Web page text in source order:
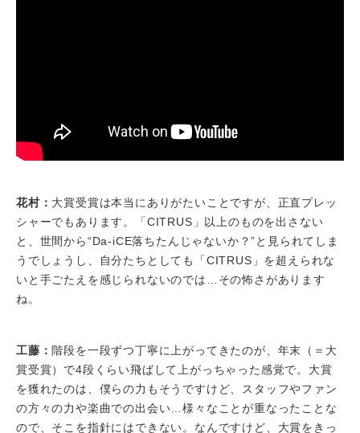
花村： 大賞受賞は本当にありがたいことですが、正直プレッ
シャーでもあります。「CITRUS」以上のものを出さない
と、世間から“Da-iCE落ちたんじゃないか？”と見られてしま
うでしょうし、自分たちとしても「CITRUS」を超えられな
いと手ごたえを感じられないのでは…その怖さがあります
ね。
工藤：階段を一段ずつ丁寧に上がってきたのが、年末（＝大
賞受賞）で4段くらい飛ばして上がっちゃった感覚で。大賞
を獲れたのは、僕らの力もそうですけど、スタッフやファン
の方々の力や楽曲での出会い…様々なことが重なったことな
ので、そこを指針にはできない。なんですけど、大賞をきっ